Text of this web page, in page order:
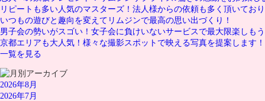
リピートも多い人気のマスターズ！法人様からの依頼も多く頂いてお
いつもの遊びと趣向を変えてリムジンで最高の思い出づくり！
男子会の勢いがスゴい！女子会に負けいないサービスで最大限楽しも
京都エリアも大人気！様々な撮影スポットで映える写真を提案します！
一覧を見る
2026年8月
2026年7月